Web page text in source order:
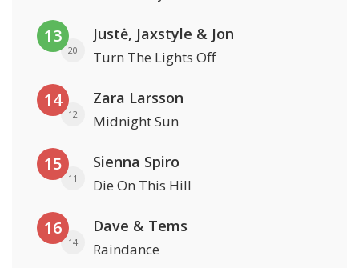
13
20
Justė, Jaxstyle & Jon
Turn The Lights Off
14
12
Zara Larsson
Midnight Sun
15
11
Sienna Spiro
Die On This Hill
16
14
Dave & Tems
Raindance